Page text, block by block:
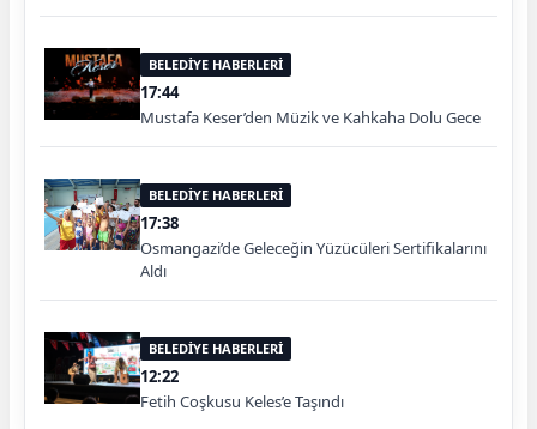
BELEDİYE HABERLERİ
17:44
Mustafa Keser’den Müzik ve Kahkaha Dolu Gece
BELEDİYE HABERLERİ
17:38
Osmangazi’de Geleceğin Yüzücüleri Sertifikalarını
Aldı
BELEDİYE HABERLERİ
12:22
Fetih Coşkusu Keles’e Taşındı